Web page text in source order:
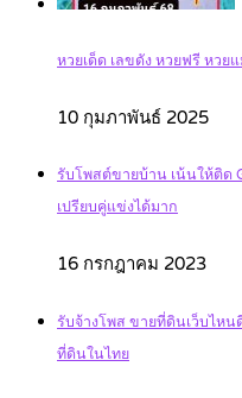
หวยเด็ด เลขดัง หวยฟรี หว
10 กุมภาพันธ์ 2025
รับโพสต์ขายบ้าน เน้นให้ติด
เปรียบคู่แข่งได้มาก
16 กรกฎาคม 2023
รับจ้างโพส ขายที่ดินเว็บไห
ที่ดินในไทย